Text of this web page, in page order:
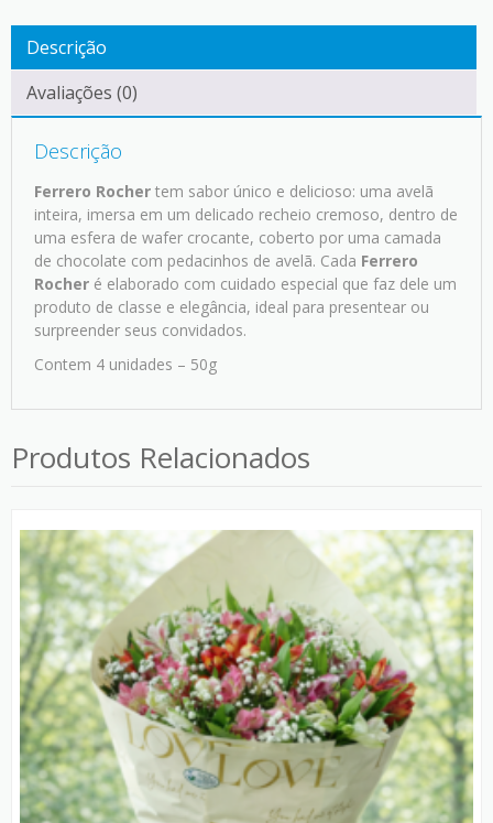
Descrição
Avaliações (0)
Descrição
Ferrero Rocher tem sabor único e delicioso: uma avelã
inteira, imersa em um delicado recheio cremoso, dentro de
uma esfera de wafer crocante, coberto por uma camada
de chocolate com pedacinhos de avelã. Cada Ferrero
Rocher é elaborado com cuidado especial que faz dele um
produto de classe e elegância, ideal para presentear ou
surpreender seus convidados.
Contem 4 unidades – 50g
Produtos Relacionados